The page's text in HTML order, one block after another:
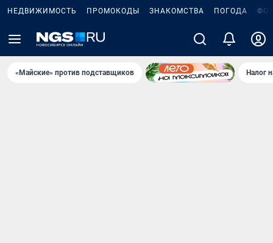
НЕДВИЖИМОСТЬ ПРОМОКОДЫ ЗНАКОМСТВА ПОГОДА
«Майские» против подставщиков Налог